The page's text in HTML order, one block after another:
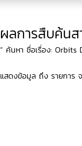
ผลการสืบค้นส
“ ค้นหา ชื่อเรื่อง: Orbits
แสดงข้อมูล ถึง รายการ